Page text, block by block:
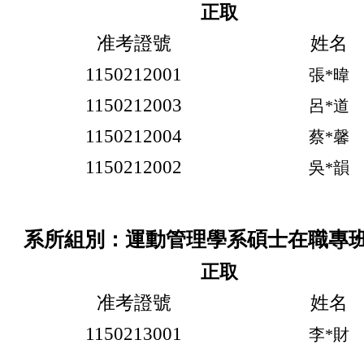
正取
准考證號
姓名
1150212001
張*暐
1150212003 呂*道
1150212004 蔡*馨
1150212002 吳*韻
系所組別：運動管理學系碩士在職專
正取
准考證號
姓名
1150213001
李*財